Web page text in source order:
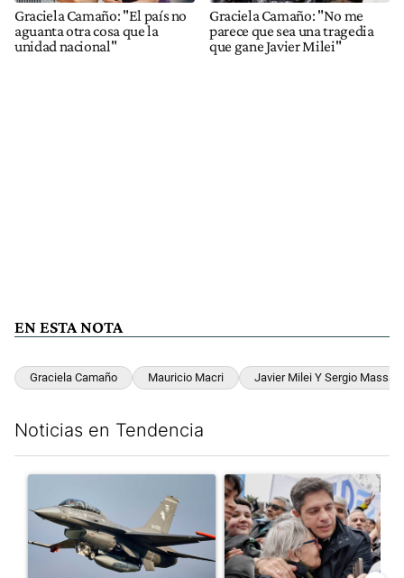
Graciela Camaño: "El país no
aguanta otra cosa que la
unidad nacional"
Graciela Camaño: "No me
parece que sea una tragedia
que gane Javier Milei"
EN ESTA NOTA
Graciela Camaño Mauricio Macri Javier Milei Y Sergio Massa
Noticias en Tendencia
Un artículo de tendencia con el título "Los aviones F 16
Un artículo de tendencia con